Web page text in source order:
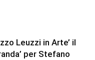
Leuzzi in Arte’ il
per Stefano